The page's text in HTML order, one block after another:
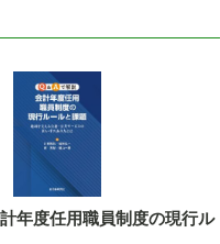
年度任用職員制度の現行ル